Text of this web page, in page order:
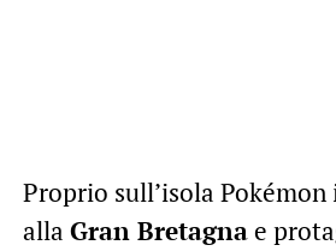
Proprio sull’isola
alla Gran Bretagnae